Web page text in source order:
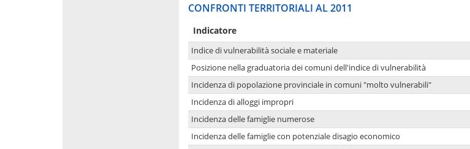
CONFRONTI TERRITORIALI AL 2011
Indicatore
Indice di vulnerabilità sociale e materiale
Posizione nella graduatoria dei comuni dell'indice di vulnerabilità
Incidenza di popolazione provinciale in comuni "molto vulnerabili"
Incidenza di alloggi impropri
Incidenza delle famiglie numerose
Incidenza delle famiglie con potenziale disagio economico